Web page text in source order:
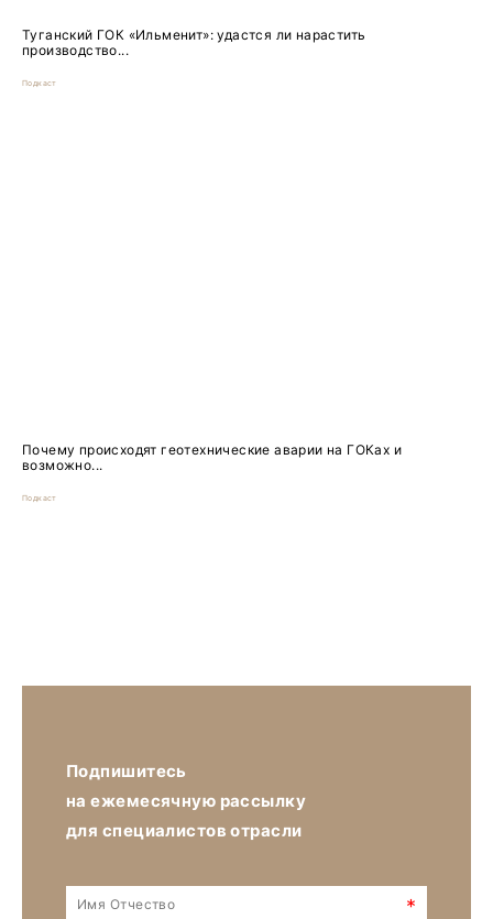
Туганский ГОК «Ильменит»: удастся ли нарастить
производство...
Подкаст
Почему происходят геотехнические аварии на ГОКах и
возможно...
Подкаст
Подпишитесь
на ежемесячную рассылку
для специалистов отрасли
*